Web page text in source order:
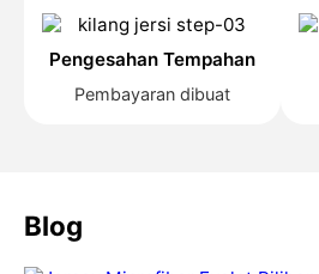
Pengesahan Tempahan
Pembayaran dibuat
Blog